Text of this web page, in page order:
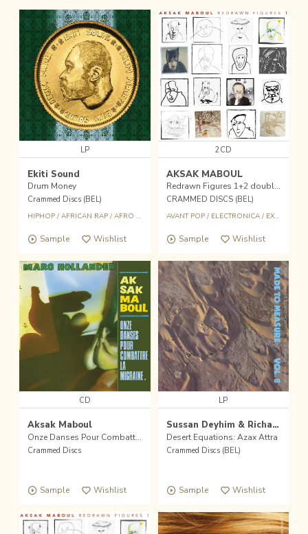
LP
Ekiti Sound
Drum Money
Crammed Discs (BEL)
HIPHOP/ AFRICAN RAP/ AFRO BEAT
Sample Wishlist
2CD
AKSAK MABOUL
Redrawn Figures 1+2 double CD
CRAMMED DISCS (BEL)
AVANT POP/ ELECTRONICA/ EXPERIMENTAL DANCE
Sample Wishlist
CD
Aksak Maboul
Onze Danses Pour Combattre La Migraine
Crammed Discs
Sample Wishlist
LP
Sussan Deyhim & Richard Horowitz
Desert Equations: Azax Attra
Crammed Discs (BEL)
Sample Wishlist